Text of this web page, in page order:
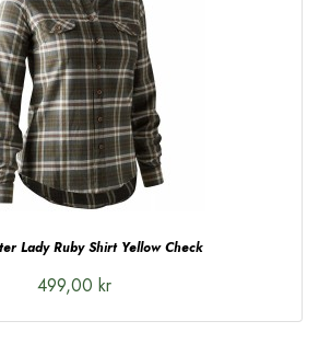
Lady Ruby Shirt Yellow Check
499,00 kr